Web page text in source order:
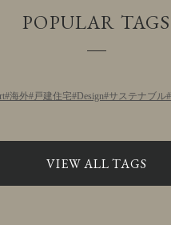
POPULAR TAGS
海外 戸建住宅 Design サステナブル
VIEW ALL TAGS